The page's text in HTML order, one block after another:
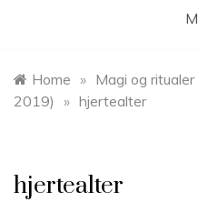
Home » Magi og ritualer
2019) » hjertealter
hjertealter